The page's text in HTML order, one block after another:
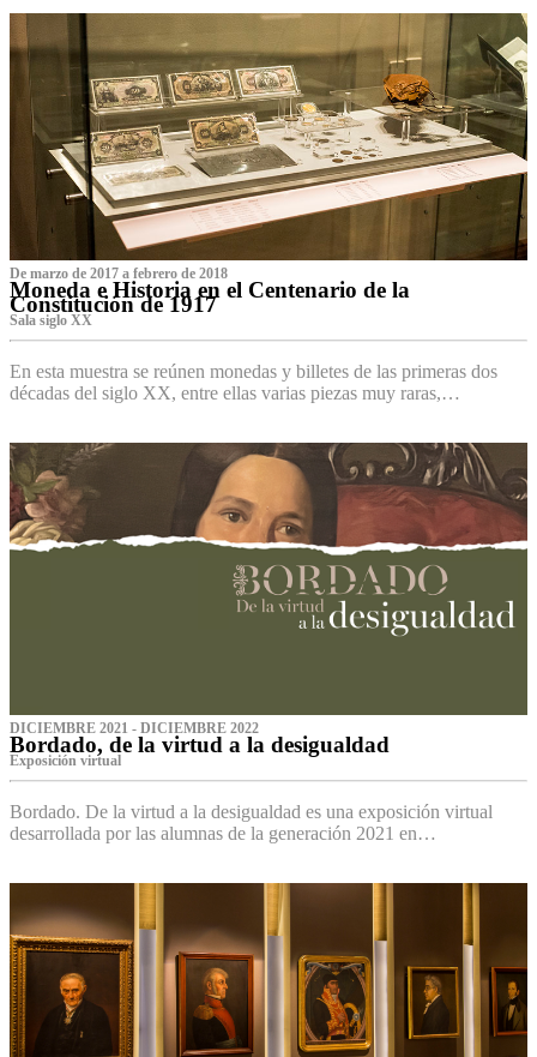
De marzo de 2017 a febrero de 2018
Moneda e Historia en el Centenario de la
Constitución de 1917
Sala siglo XX
En esta muestra se reúnen monedas y billetes de las primeras dos
décadas del siglo XX, entre ellas varias piezas muy raras,…
DICIEMBRE 2021 - DICIEMBRE 2022
Bordado, de la virtud a la desigualdad
Exposición virtual‌
Bordado. De la virtud a la desigualdad es una exposición virtual
desarrollada por las alumnas de la generación 2021 en…